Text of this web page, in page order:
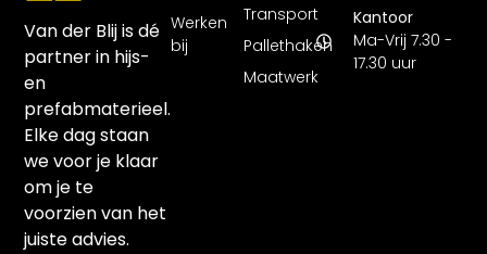
Van der Blij is dé
partner in hijs-
en
prefabmaterieel.
Elke dag staan
we voor je klaar
om je te
voorzien van het
juiste advies.
Transport
Pallethaken
Maatwerk
Werken
bij
Kantoor
Ma-Vrij 7.30 -
17.30 uur